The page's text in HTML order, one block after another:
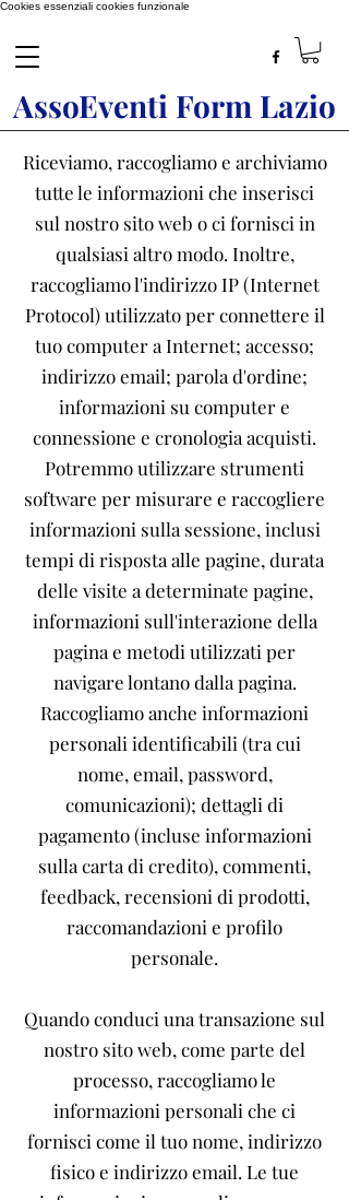
Cookies essenziali cookies funzionale
AssoEventi Form Lazio
Riceviamo, raccogliamo e archiviamo
tutte le informazioni che inserisci
sul nostro sito web o ci fornisci in
qualsiasi altro modo. Inoltre,
raccogliamo l'indirizzo IP (Internet
Protocol) utilizzato per connettere il
tuo computer a Internet; accesso;
indirizzo email; parola d'ordine;
informazioni su computer e
connessione e cronologia acquisti.
Potremmo utilizzare strumenti
software per misurare e raccogliere
informazioni sulla sessione, inclusi
tempi di risposta alle pagine, durata
delle visite a determinate pagine,
informazioni sull'interazione della
pagina e metodi utilizzati per
navigare lontano dalla pagina.
Raccogliamo anche informazioni
personali identificabili (tra cui
nome, email, password,
comunicazioni); dettagli di
pagamento (incluse informazioni
sulla carta di credito), commenti,
feedback, recensioni di prodotti,
raccomandazioni e profilo
personale.
Quando conduci una transazione sul
nostro sito web, come parte del
processo, raccogliamo le
informazioni personali che ci
fornisci come il tuo nome, indirizzo
fisico e indirizzo email. Le tue